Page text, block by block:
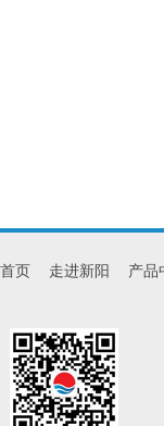
首页 走进新阳 产品